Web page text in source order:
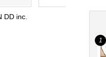
DD inc.